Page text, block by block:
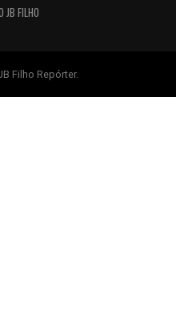
JB FILHO
Filho Repórter.